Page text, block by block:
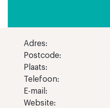
Adres:
Postcode:
Plaats:
Telefoon:
E-mail:
Website: